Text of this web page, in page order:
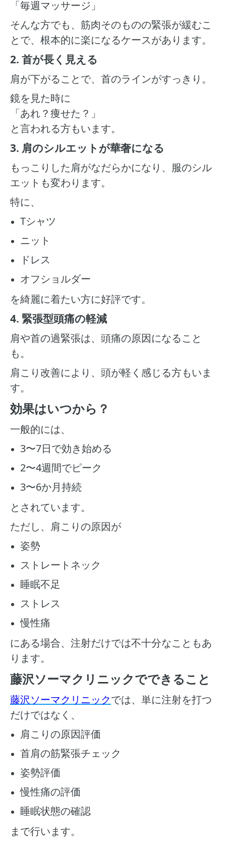
「毎週マッサージ」
そんな方でも、筋肉そのものの緊張が緩むこ
とで、根本的に楽になるケースがあります。
2. 首が長く見える
肩が下がることで、首のラインがすっきり。
鏡を見た時に
「あれ？痩せた？」
と言われる方もいます。
3. 肩のシルエットが華奢になる
もっこりした肩がなだらかになり、服のシル
エットも変わります。
特に、
Tシャツ
ニット
ドレス
オフショルダー
を綺麗に着たい方に好評です。
4. 緊張型頭痛の軽減
肩や首の過緊張は、頭痛の原因になること
も。
肩こり改善により、頭が軽く感じる方もいま
す。
効果はいつから？
一般的には、
3〜7日で効き始める
2〜4週間でピーク
3〜6か月持続
とされています。
ただし、肩こりの原因が
姿勢
ストレートネック
睡眠不足
ストレス
慢性痛
にある場合、注射だけでは不十分なこともあ
ります。
藤沢ソーマクリニックでできること
藤沢ソーマクリニックでは、単に注射を打つ
だけではなく、
肩こりの原因評価
首肩の筋緊張チェック
姿勢評価
慢性痛の評価
睡眠状態の確認
まで行います。